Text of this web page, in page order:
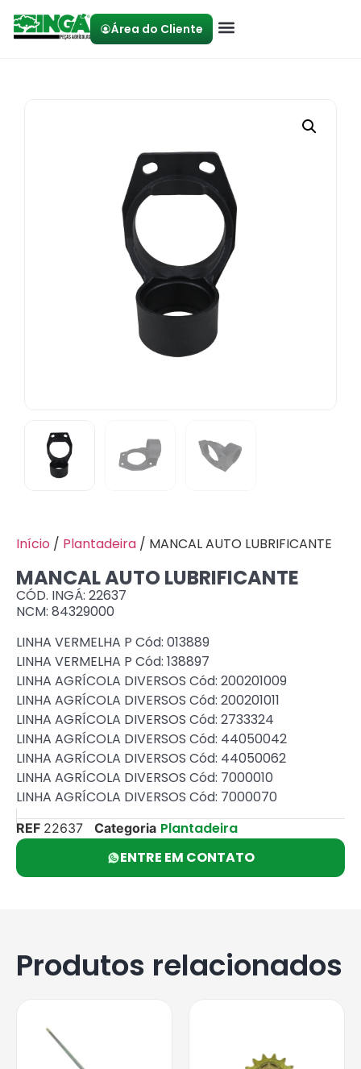
Área do Cliente
Início / Plantadeira / MANCAL AUTO LUBRIFICANTE
MANCAL AUTO LUBRIFICANTE
CÓD. INGÁ: 22637
NCM: 84329000
LINHA VERMELHA P Cód: 013889
LINHA VERMELHA P Cód: 138897
LINHA AGRÍCOLA DIVERSOS Cód: 200201009
LINHA AGRÍCOLA DIVERSOS Cód: 200201011
LINHA AGRÍCOLA DIVERSOS Cód: 2733324
LINHA AGRÍCOLA DIVERSOS Cód: 44050042
LINHA AGRÍCOLA DIVERSOS Cód: 44050062
LINHA AGRÍCOLA DIVERSOS Cód: 7000010
LINHA AGRÍCOLA DIVERSOS Cód: 7000070
REF 22637 Categoria Plantadeira
ENTRE EM CONTATO
Produtos relacionados